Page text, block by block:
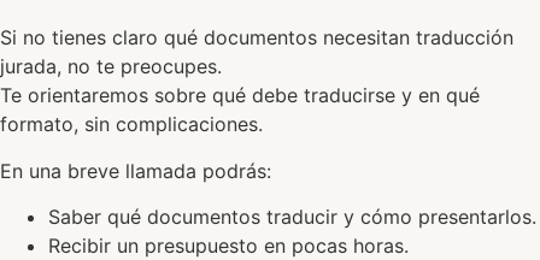
Si no tienes claro qué documentos necesitan traducción
jurada, no te preocupes.
Te orientaremos sobre qué debe traducirse y en qué
formato, sin complicaciones.
En una breve llamada podrás:
Saber qué documentos traducir y cómo presentarlos.
Recibir un presupuesto en pocas horas.